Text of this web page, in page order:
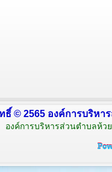
ธิ์ © 2565 องค์การบริหา
องค์การบริหารส่วนตำบลห้ว